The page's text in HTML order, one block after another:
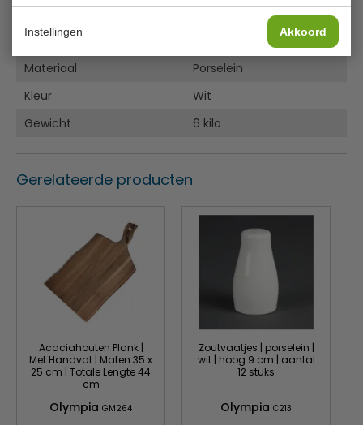
Instellingen Akkoord
Aantal
Materiaal
Porselein
Kleur
Wit
Gewicht
6 kilo
Gerelateerde producten
Acaciahouten Plank |
Met Handvat | Maten 35 x
25 cm | Totale Lengte 44
cm
Olympia GM264
Zoutvaatjes | porselein |
wit | hoog 9 cm | aantal
12 stuks
Olympia C213